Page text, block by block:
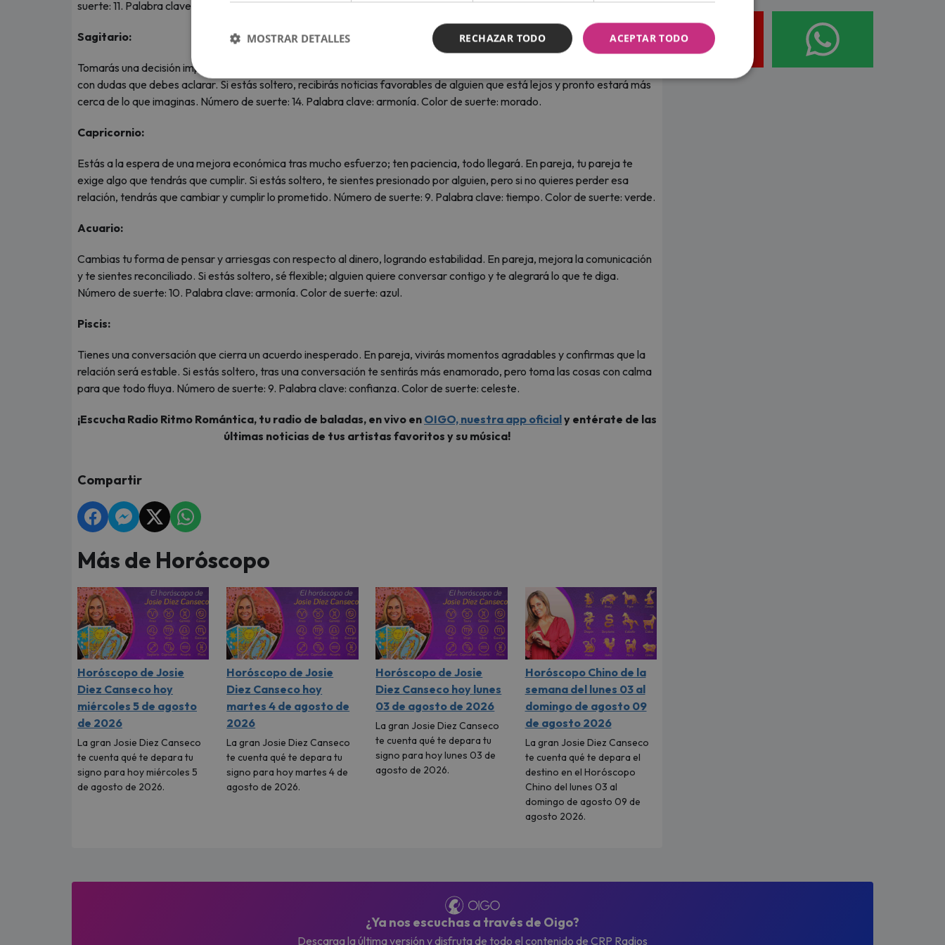
suerte: 11. Palabra clave: equilibrio. Color de suerte: naranja.
Sagitario:
Tomarás una decisión importante sobre una inversión que multiplicará tus ingresos. En pareja, tu pareja se siente dolida y
con dudas que debes aclarar. Si estás soltero, recibirás noticias favorables de alguien que está lejos y pronto estará más
cerca de lo que imaginas. Número de suerte: 14. Palabra clave: armonía. Color de suerte: morado.
Capricornio:
Estás a la espera de una mejora económica tras mucho esfuerzo; ten paciencia, todo llegará. En pareja, tu pareja te
exige algo que tendrás que cumplir. Si estás soltero, te sientes presionado por alguien, pero si no quieres perder esa
relación, tendrás que cambiar y cumplir lo prometido. Número de suerte: 9. Palabra clave: tiempo. Color de suerte: verde.
Acuario:
Cambias tu forma de pensar y arriesgas con respecto al dinero, logrando estabilidad. En pareja, mejora la comunicación
y te sientes reconciliado. Si estás soltero, sé flexible; alguien quiere conversar contigo y te alegrará lo que te diga.
Número de suerte: 10. Palabra clave: armonía. Color de suerte: azul.
Piscis:
Tienes una conversación que cierra un acuerdo inesperado. En pareja, vivirás momentos agradables y confirmas que la
relación será estable. Si estás soltero, tras una conversación te sentirás más enamorado, pero toma las cosas con calma
para que todo fluya. Número de suerte: 9. Palabra clave: confianza. Color de suerte: celeste.
¡Escucha Radio Ritmo Romántica, tu radio de baladas, en vivo en OIGO, nuestra app oficialy entérate de las
últimas noticias de tus artistas favoritos y su música!
Compartir
Más de Horóscopo
Horóscopo de Josie
Diez Canseco hoy
miércoles 5 de agosto
de 2026
La gran Josie Diez Canseco
te cuenta qué te depara tu
signo para hoy miércoles 5
de agosto de 2026.
Horóscopo de Josie
Diez Canseco hoy
martes 4 de agosto de
2026
La gran Josie Diez Canseco
te cuenta qué te depara tu
signo para hoy martes 4 de
agosto de 2026.
Horóscopo de Josie
Diez Canseco hoy lunes
03 de agosto de 2026
La gran Josie Diez Canseco
te cuenta qué te depara tu
signo para hoy lunes 03 de
agosto de 2026.
Horóscopo Chino de la
semana del lunes 03 al
domingo de agosto 09
de agosto 2026
La gran Josie Diez Canseco
te cuenta qué te depara el
destino en el Horóscopo
Chino del lunes 03 al
domingo de agosto 09 de
agosto 2026.
¿Ya nos escuchas a través de Oigo?
Descarga la última versión y disfruta de todo el contenido de CRP Radios
ACEPTAR TODO
RECHAZAR TODO
MOSTRAR DETALLES